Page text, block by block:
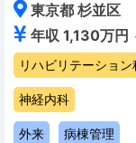
東京都 杉並区
年収 1,130万円
リハビリテーション
神経内科
外来 病棟管理